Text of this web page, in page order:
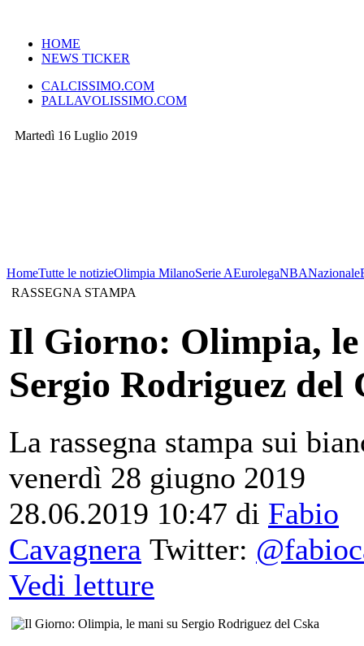
HOME
NEWS TICKER
CALCISSIMO.COM
PALLAVOLISSIMO.COM
Martedì 16 Luglio 2019
HomeTutte le notizieOlimpia MilanoSerie AEurolegaNBANazionale
RASSEGNA STAMPA
Il Giorno: Olimpia, le
Sergio Rodriguez del
La rassegna stampa sui
venerdì 28 giugno 2019
28.06.2019 10:47 di Fabio
Cavagnera Twitter:
Vedi letture